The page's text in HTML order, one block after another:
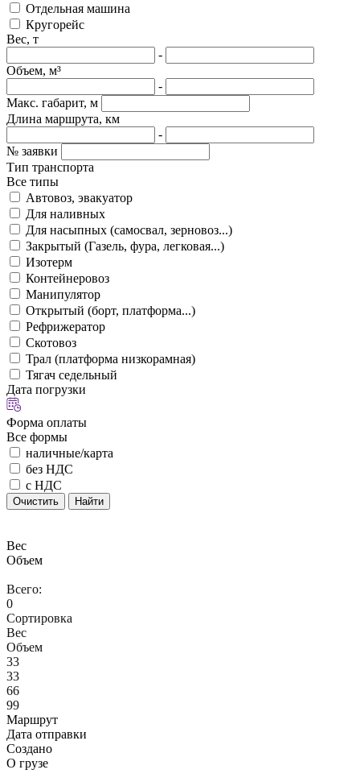
Отдельная машина
Кругорейс
Вес, т
-
Объем, м³
-
Макс. габарит, м
Длина маршрута, км
-
№ заявки
Тип транспорта
Все типы
Автовоз, эвакуатор
Для наливных
Для насыпных (самосвал, зерновоз...)
Закрытый (Газель, фура, легковая...)
Изотерм
Контейнеровоз
Манипулятор
Открытый (борт, платформа...)
Рефрижератор
Скотовоз
Трал (платформа низкорамная)
Тягач седельный
Дата погрузки
Форма оплаты
Все формы
наличные/карта
без НДС
с НДС
Очистить Найти
Вес
Объем
Всего:
0
Сортировка
Вес
Объем
33
33
66
99
Маршрут
Дата отправки
Создано
О грузе